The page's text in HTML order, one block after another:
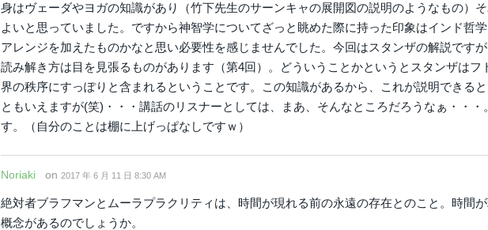
身はヴェーダやヨガの知識があり（竹下先生のサーンキャの展開図の説明のようなもの）
よいと思っていました。ですから神智学についてざっと眺めた際に持った印象はインド哲
アレンジを加えたものかなと思い必要性を感じませんでした。今回はスタンザの解説です
読み解き方は目を見張るものがあります（第4回）。どういうことかというとスタンザはフ
界の秩序にすっぽりと含まれるということです。この知識があるから、これが説明できる
ともいえますが(笑)・・・講話のリスナーとしては、まあ、そんなところだろうなぁ・・・
す。（自分のことは棚に上げっぱなしですｗ）
Noriaki on 2017 年 6 月 11 日 8:30 AM
絶対者ブラフマンとムーラプラクリティは、時間が現れる前の永遠の存在とのこと。時間
概念があるのでしょうか。